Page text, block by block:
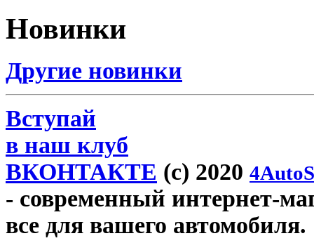
Новинки
Другие новинки
Вступай
в наш клуб
ВКОНТАКТЕ (c) 2020
- современный интернет-
все для вашего автомобиля.